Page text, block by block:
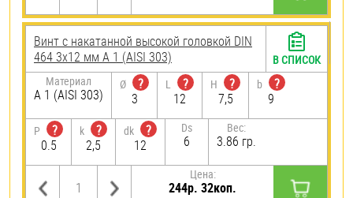
Винт с накатанной высокой головкой DIN
464 3х12 мм А 1 (AISI 303)
Материал
А 1 (AISI 303)
Ø
?
3
L
?
12
H
?
7,5
b
?
9
P
?
0.5
k
?
2,5
dk
?
12
Ds
6
Вес:
3.86 гр.
Цена:
244р. 32коп.
В СПИСОК